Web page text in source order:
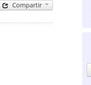
Compartir